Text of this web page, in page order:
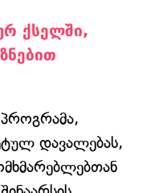
ქსელში,
დავალებას,